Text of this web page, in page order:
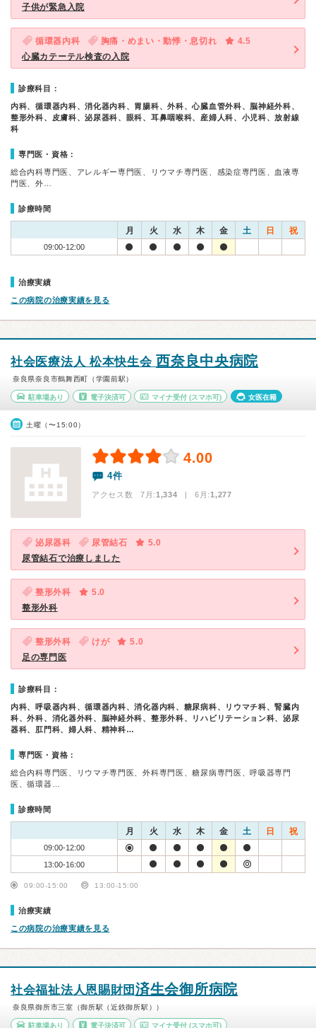
子供が緊急入院
循環器内科 胸痛・めまい・動悸・息切れ
4.5
心臓カテーテル検査の入院
診療科目：
内科、循環器内科、消化器内科、胃腸科、外科、心臓血管外科、脳神経外科、
整形外科、皮膚科、泌尿器科、眼科、耳鼻咽喉科、産婦人科、小児科、放射線
科
専門医・資格：
総合内科専門医、アレルギー専門医、リウマチ専門医、感染症専門医、血液専
門医、外…
診療時間
月 火 水 木 金 土 日 祝
09:00-12:00
治療実績
この病院の治療実績を見る
社会医療法人 松本快生会 西奈良中央病院
奈良県奈良市鶴舞西町（学園前駅）
駐車場あり 電子決済可 マイナ受付 (スマホ可) 女医在籍
土曜（〜15:00）
4.00
4件
アクセス数 7月:1,334 | 6月:1,277
泌尿器科 尿管結石
5.0
尿管結石で治療しました
整形外科
5.0
整形外科
整形外科 けが
5.0
足の専門医
診療科目：
内科、呼吸器内科、循環器内科、消化器内科、糖尿病科、リウマチ科、腎臓内
科、外科、消化器外科、脳神経外科、整形外科、リハビリテーション科、泌尿
器科、肛門科、婦人科、精神科…
専門医・資格：
総合内科専門医、リウマチ専門医、外科専門医、糖尿病専門医、呼吸器専門
医、循環器…
診療時間
月 火 水 木 金 土 日 祝
09:00-12:00
13:00-16:00
09:00-15:00 13:00-15:00
治療実績
この病院の治療実績を見る
社会福祉法人恩賜財団 済生会御所病院
奈良県御所市三室（御所駅（近鉄御所駅））
駐車場あり 電子決済可 マイナ受付 (スマホ可)